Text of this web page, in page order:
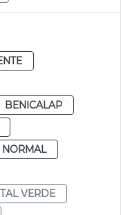
BENICALAP
NORMAL
VERDE